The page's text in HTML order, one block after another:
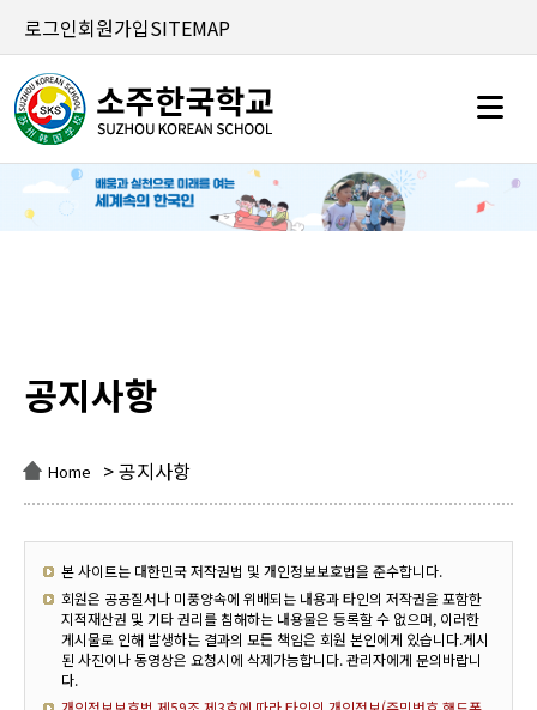
로그인회원가입SITEMAP
공지사항
Home > 공지사항
본 사이트는 대한민국 저작권법 및 개인정보보호법을 준수합니다.
회원은 공공질서나 미풍양속에 위배되는 내용과 타인의 저작권을 포함한
지적재산권 및 기타 권리를 침해하는 내용물은 등록할 수 없으며, 이러한
게시물로 인해 발생하는 결과의 모든 책임은 회원 본인에게 있습니다.게시
된 사진이나 동영상은 요청시에 삭제가능합니다. 관리자에게 문의바랍니
다.